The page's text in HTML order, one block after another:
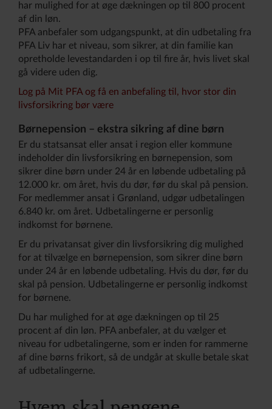
har mulighed for at øge dækningen op til 800 procent
af din løn.
PFA anbefaler som udgangspunkt, at din udbetaling fra
PFA Liv har et niveau, som sikrer, at din familie kan
opretholde levestandarden i op til fire år, hvis livet skal
gå videre uden dig.
Log på Mit PFA og få en anbefaling til, hvor stor din
livsforsikring bør være
Børnepension – ekstra sikring af dine børn
Er du statsansat eller ansat i region eller kommune
indeholder din livsforsikring en børnepension, som
sikrer dine børn under 24 år en løbende udbetaling på
12.000 kr. om året, hvis du dør, før du skal på pension.
For medlemmer ansat i Grønland, udgør udbetalingen
6.840 kr. om året. Udbetalingerne er personlig
indkomst for børnene.
Er du privatansat giver din livsforsikring dig mulighed
for at tilvælge en børnepension, som sikrer dine børn
under 24 år en løbende udbetaling. Hvis du dør, før du
skal på pension. Udbetalingerne er personlig indkomst
for børnene.
Du har mulighed for at øge dækningen op til 25
procent af din løn. PFA anbefaler, at du vælger et
niveau for udbetalingerne, som er inden for rammerne
af dine børns frikort, så de undgår at skulle betale skat
af udbetalingerne.